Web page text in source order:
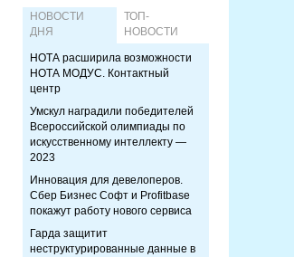
НОВОСТИ
ДНЯ
ТОП-
НОВОСТИ
НОТА расширила возможности
НОТА МОДУС. Контактный
центр
Умскул наградили победителей
Всероссийской олимпиады по
искусственному интеллекту —
2023
Инновация для девелоперов.
Сбер Бизнес Софт и Profitbase
покажут работу нового сервиса
Гарда защитит
неструктурированные данные в